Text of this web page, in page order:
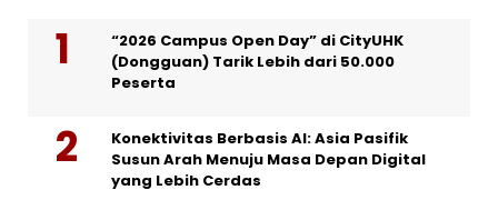
“2026 Campus Open Day” di CityUHK
(Dongguan) Tarik Lebih dari 50.000
Peserta
Konektivitas Berbasis AI: Asia Pasifik
Susun Arah Menuju Masa Depan Digital
yang Lebih Cerdas